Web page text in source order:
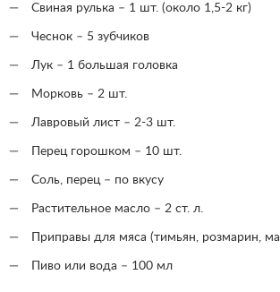
Свиная рулька – 1 шт. (около 1,5-2 кг)
Чеснок – 5 зубчиков
Лук – 1 большая головка
Морковь – 2 шт.
Лавровый лист – 2-3 шт.
Перец горошком – 10 шт.
Соль, перец – по вкусу
Растительное масло – 2 ст. л.
Приправы для мяса (тимьян, розмарин,
Пиво или вода – 100 мл